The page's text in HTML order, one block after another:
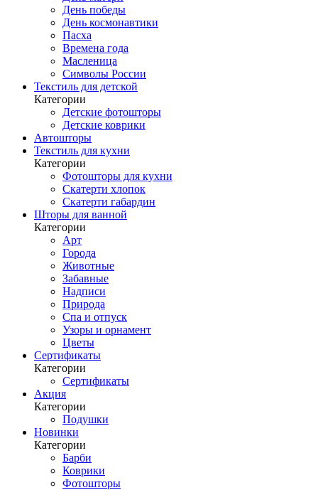
День победы
День космонавтики
Пасха
Времена года
Масленица
Символы России
Текстиль для детской
Категории
Детские фотошторы
Детские коврики
Автошторы
Текстиль для кухни
Категории
Фотошторы для кухни
Скатерти хлопок
Скатерти габардин
Шторы для ванной
Категории
Арт
Города
Животные
Забавные
Надписи
Природа
Спа и отпуск
Узоры и орнамент
Цветы
Сертификаты
Категории
Сертификаты
Акция
Категории
Подушки
Новинки
Категории
Барби
Коврики
Фотошторы